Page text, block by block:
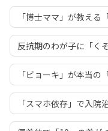
「博士ママ」が教え
反抗期のわが子に「く
「ビョーキ」が本当
「スマホ依存」で入院